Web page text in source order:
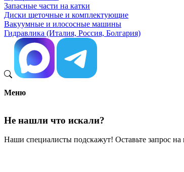
Запасные части на катки
Диски щеточные и комплектующие
Вакуумные и илососные машины
Гидравлика (Италия, Россия, Болгария)
Меню
Не нашли что искали?
Наши специалисты подскажут! Оставьте запрос